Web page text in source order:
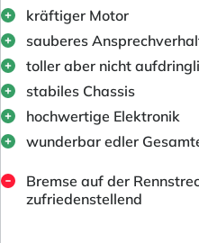
kräftiger Motor
sauberes
toller aber nicht
stabiles Chassis
hochwertige Elektronik
wunderbar edler
Bremse auf der
zufriedenstellend